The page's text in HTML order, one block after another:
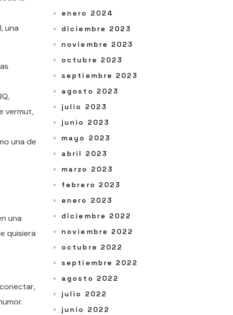
una
vermut,
una de
una
quisiera
enero 2024
diciembre 2023
noviembre 2023
octubre 2023
septiembre 2023
agosto 2023
julio 2023
junio 2023
mayo 2023
abril 2023
marzo 2023
febrero 2023
enero 2023
diciembre 2022
noviembre 2022
octubre 2022
septiembre 2022
agosto 2022
julio 2022
junio 2022